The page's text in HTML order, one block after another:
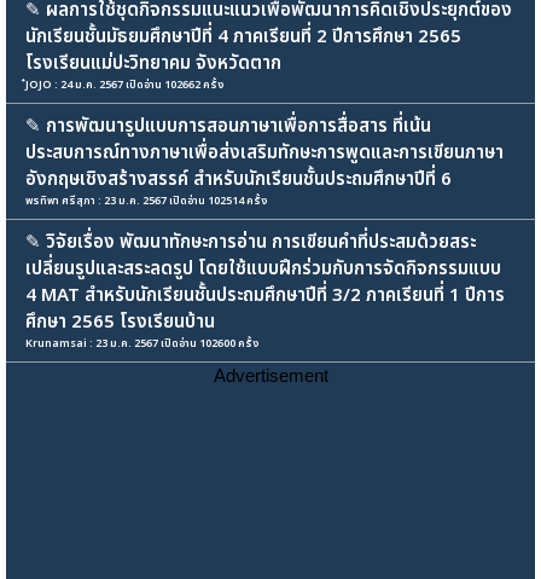
✎ ผลการใช้ชุดกิจกรรมแนะแนวเพื่อพัฒนาการคิดเชิงประยุกต์ของ
นักเรียนชั้นมัธยมศึกษาปีที่ 4 ภาคเรียนที่ 2 ปีการศึกษา 2565
โรงเรียนแม่ปะวิทยาคม จังหวัดตาก
๋JOJO : 24 ม.ค. 2567 เปิดอ่าน 102662 ครั้ง
✎ การพัฒนารูปแบบการสอนภาษาเพื่อการสื่อสาร ที่เน้น
ประสบการณ์ทางภาษาเพื่อส่งเสริมทักษะการพูดและการเขียนภาษา
อังกฤษเชิงสร้างสรรค์ สำหรับนักเรียนชั้นประถมศึกษาปีที่ 6
พรทิพา ศรีสุภา : 23 ม.ค. 2567 เปิดอ่าน 102514 ครั้ง
✎ วิจัยเรื่อง พัฒนาทักษะการอ่าน การเขียนคำที่ประสมด้วยสระ
เปลี่ยนรูปและสระลดรูป โดยใช้แบบฝึกร่วมกับการจัดกิจกรรมแบบ
4 MAT สำหรับนักเรียนชั้นประถมศึกษาปีที่ 3/2 ภาคเรียนที่ 1 ปีการ
ศึกษา 2565 โรงเรียนบ้าน
Krunamsai : 23 ม.ค. 2567 เปิดอ่าน 102600 ครั้ง
Advertisement